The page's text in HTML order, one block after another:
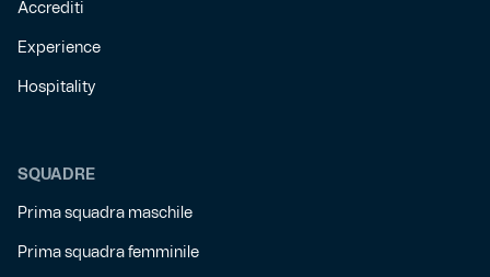
Accrediti
Experience
Hospitality
SQUADRE
Prima squadra maschile
Prima squadra femminile